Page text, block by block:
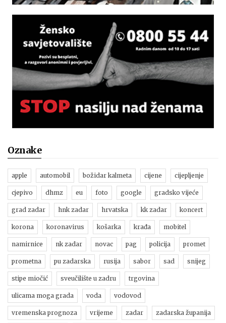
Oznake
apple automobil božidar kalmeta cijene cijepljenje
cjepivo dhmz eu foto google gradsko vijeće
grad zadar hnk zadar hrvatska kk zadar koncert
korona koronavirus košarka krađa mobitel
namirnice nk zadar novac pag policija promet
prometna pu zadarska rusija sabor sad snijeg
stipe miočić sveučilište u zadru trgovina
ulicama moga grada voda vodovod
vremenska prognoza vrijeme zadar zadarska županija